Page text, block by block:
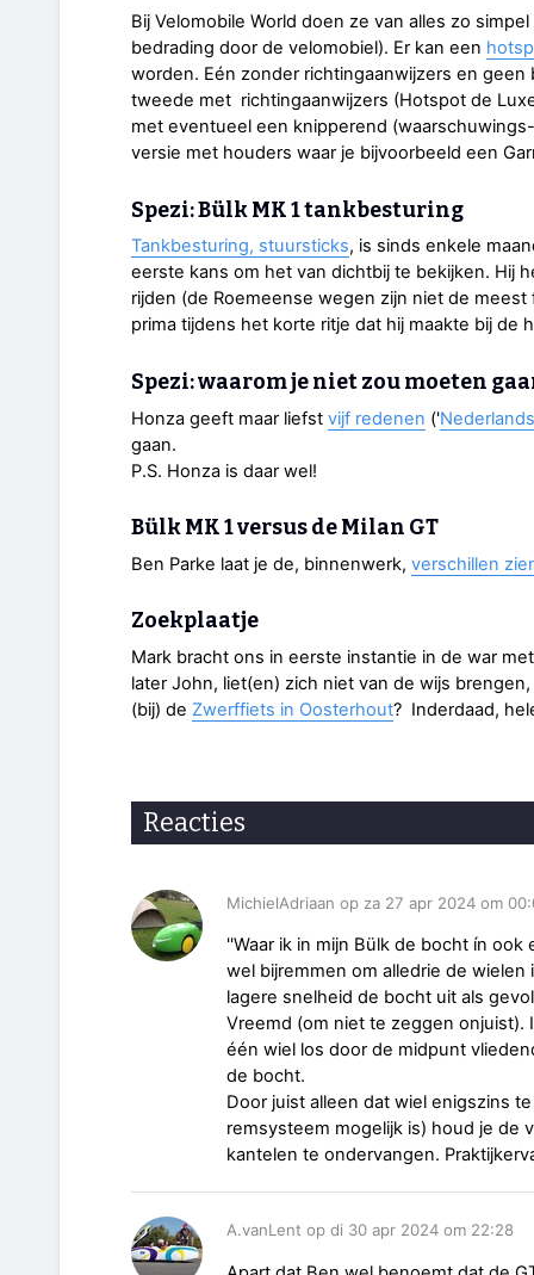
Bij Velomobile World doen ze van alles zo
bedrading door de velomobiel). Er kan een
worden. Eén zonder richtingaanwijzers en
tweede met richtingaanwijzers (Hotspot de
met eventueel een knipperend
versie met houders waar je bijvoorbeeld een
Spezi: Bülk MK 1 tankbesturing
Tankbesturing, stuursticks, is sinds enkele
eerste kans om het van dichtbij te bekijken. Hij
rijden (de Roemeense wegen zijn niet de
prima tijdens het korte ritje dat hij maakte bij de
Spezi: waarom je niet zou moeten
Honza geeft maar liefst vijf redenen ('Nederlands
gaan.
P.S. Honza is daar wel!
Bülk MK 1 versus de Milan GT
Ben Parke laat je de, binnenwerk, verschillen
Zoekplaatje
Mark bracht ons in eerste instantie in de war
later John, liet(en) zich niet van de wijs
(bij) de Zwerffiets in Oosterhout? Inderdaad,
Reacties
MichielAdriaan op za 27 apr 2024 om
''Waar ik in mijn Bülk de bocht ín
wel bijremmen om alledrie de
lagere snelheid de bocht uit als
Vreemd (om niet te zeggen
één wiel los door de midpunt
de bocht.
Door juist alleen dat wiel enigszins
remsysteem mogelijk is) houd je de
kantelen te ondervangen.
A.vanLent op di 30 apr 2024 om 22:28